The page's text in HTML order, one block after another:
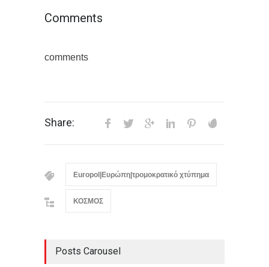
Comments
comments
Share:
Europol|Ευρώπη|τρομοκρατικό χτύπημα
ΚΟΣΜΟΣ
Posts Carousel